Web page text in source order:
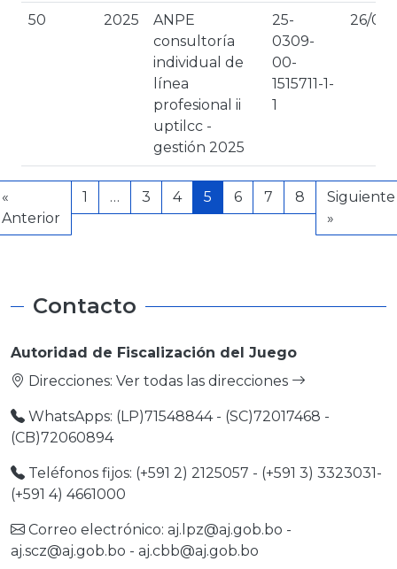
50 2025
ANPE
consultoría
individual de
línea
profesional ii
uptilcc -
gestión 2025
25-
0309-
00-
1515711-1-
1
26/
«
Anterior
1 … 3 4 5 6 7 8
Siguiente
»
Contacto
Autoridad de Fiscalización del Juego
Direcciones: Ver todas las direcciones
WhatsApps: (LP)71548844 - (SC)72017468 -
(CB)72060894
Teléfonos fijos: (+591 2) 2125057 - (+591 3) 3323031-
(+591 4) 4661000
Correo electrónico: aj.lpz@aj.gob.bo -
aj.scz@aj.gob.bo - aj.cbb@aj.gob.bo